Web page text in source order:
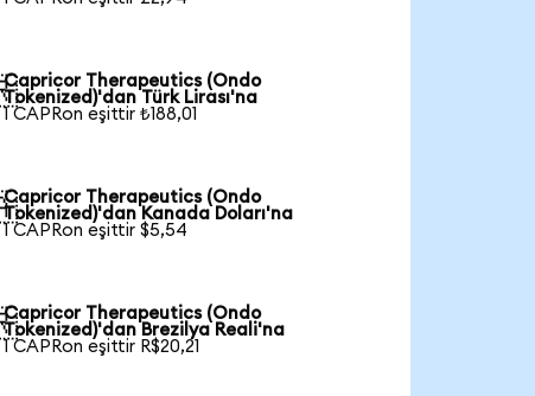
Capricor Therapeutics (Ondo
Tokenized)'dan Türk Lirası'na
1 CAPRon eşittir ₺188,01
Capricor Therapeutics (Ondo
Tokenized)'dan Kanada Doları'na
1 CAPRon eşittir $5,54
Capricor Therapeutics (Ondo
Tokenized)'dan Brezilya Reali'na
1 CAPRon eşittir R$20,21